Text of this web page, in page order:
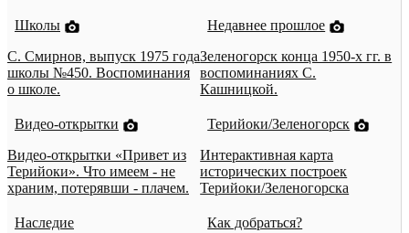
Школы
С. Смирнов, выпуск 1975 года
школы №450. Воспоминания
о школе.
Недавнее прошлое
Зеленогорск конца 1950-х гг. в
воспоминаниях С.
Кашницкой.
Видео-открытки
Видео-открытки «Привет из
Терийоки». Что имеем - не
храним, потерявши - плачем.
Терийоки/Зеленогорск
Интерактивная карта
исторических построек
Терийоки/Зеленогорска
Наследие
Как добраться?